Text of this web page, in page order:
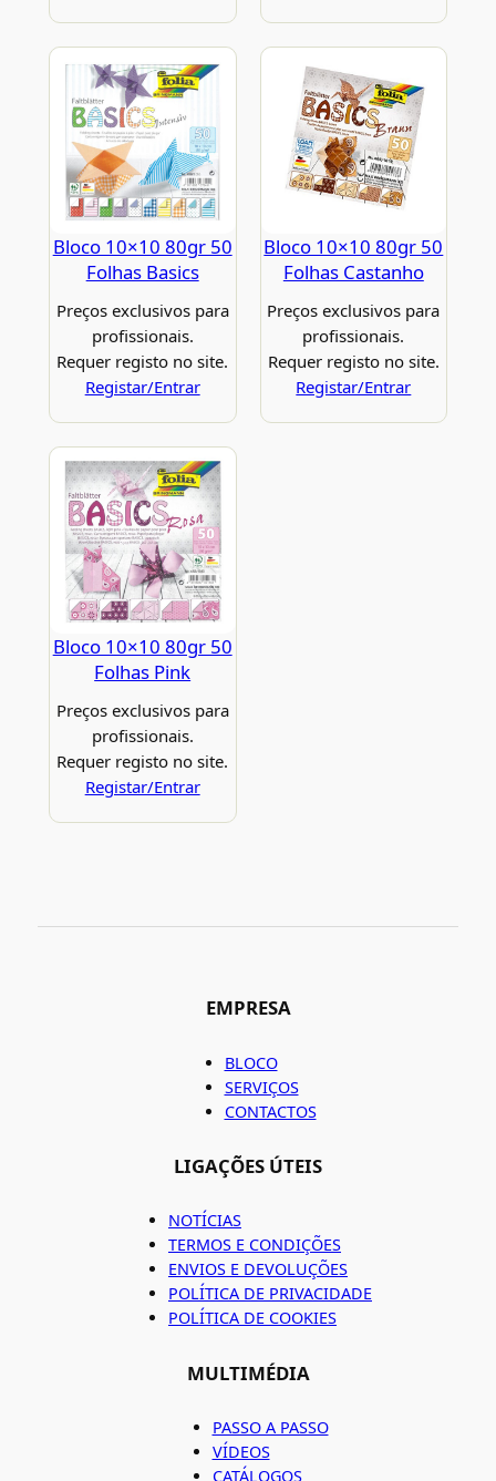
Bloco 10×10 80gr 50
Folhas Basics
Preços exclusivos para
profissionais.
Requer registo no site.
Registar/Entrar
Bloco 10×10 80gr 50
Folhas Castanho
Preços exclusivos para
profissionais.
Requer registo no site.
Registar/Entrar
Bloco 10×10 80gr 50
Folhas Pink
Preços exclusivos para
profissionais.
Requer registo no site.
Registar/Entrar
EMPRESA
BLOCO
SERVIÇOS
CONTACTOS
LIGAÇÕES ÚTEIS
NOTÍCIAS
TERMOS E CONDIÇÕES
ENVIOS E DEVOLUÇÕES
POLÍTICA DE PRIVACIDADE
POLÍTICA DE COOKIES
MULTIMÉDIA
PASSO A PASSO
VÍDEOS
CATÁLOGOS